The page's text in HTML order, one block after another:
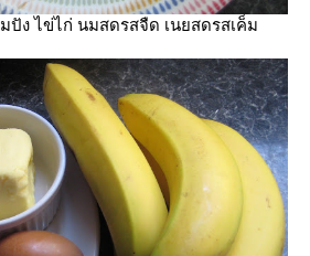
ง ไข่ไก่ นมสดรสจืด เนยสดรสเค็ม